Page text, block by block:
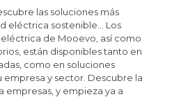
las soluciones más
eléctrica sostenible… Los
de Mooevo, así como
están disponibles tanto en
como en soluciones
empresa y sector. Descubre la
empresas, y empieza ya a